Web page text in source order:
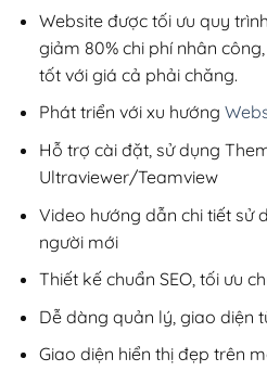
Website được tối ưu quy
giảm 80% chi phí nhân
tốt với giá cả phải chăng.
Phát triển với xu hướng
Hỗ trợ cài đặt, sử dụng
Ultraviewer/Teamview
Video hướng dẫn chi tiết sử
người mới
Thiết kế chuẩn SEO, tối ưu
Dễ dàng quản lý, giao diện
Giao diện hiển thị đẹp trên